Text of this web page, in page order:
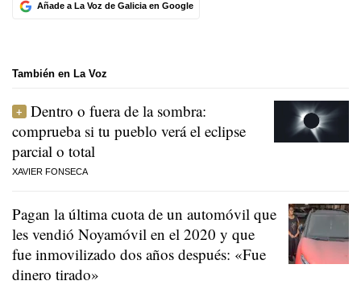
Añade a La Voz de Galicia en Google
También en La Voz
Dentro o fuera de la sombra:
comprueba si tu pueblo verá el eclipse
parcial o total
XAVIER FONSECA
Pagan la última cuota de un automóvil que
les vendió Noyamóvil en el 2020 y que
fue inmovilizado dos años después: «Fue
dinero tirado»